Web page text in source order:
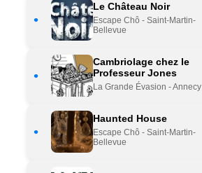
•
Le Château Noir
Escape Chô - Saint-Martin-
Bellevue
•
Cambriolage chez le
Professeur Jones
La Grande Évasion - Annecy
•
Haunted House
Escape Chô - Saint-Martin-
Bellevue